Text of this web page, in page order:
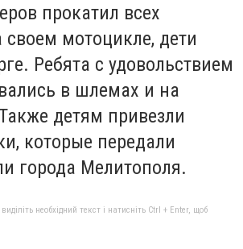
прокатил всех
мотоцикле, дети
Ребята с удовольствием
в шлемах и на
детям привезли
которые передали
города Мелитополя.
необхідний текст і натисніть Ctrl + Enter, щоб